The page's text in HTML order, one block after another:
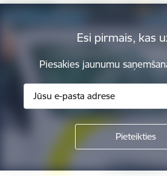
Esi pirmais, kas
Piesakies jaunumu